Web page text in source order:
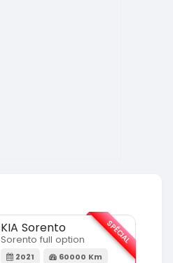
KIA Sorento
Sorento full option
2021 60000 Km
SPÉCIAL